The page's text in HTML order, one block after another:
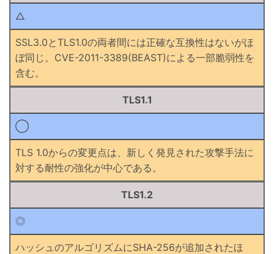
△
SSL3.0とTLS1.0の両者間には正確な互換性はないがほ
ぼ同じ。CVE-2011-3389(BEAST)による一部脆弱性を
含む。
TLS1.1
◯
TLS 1.0からの変更点は、新しく発見された攻撃手法に
対する耐性の強化が中心である。
TLS1.2
◎
ハッシュのアルゴリズムにSHA-256が追加されたほ